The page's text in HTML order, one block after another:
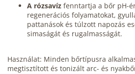
A rózsavíz fenntartja a bőr pH-
regenerációs folyamatokat,
pattanások és túlzott napozás
simaságát és rugalmasságát.
Használat: Minden bőrtípusra
megtisztított és tonizált arc- és